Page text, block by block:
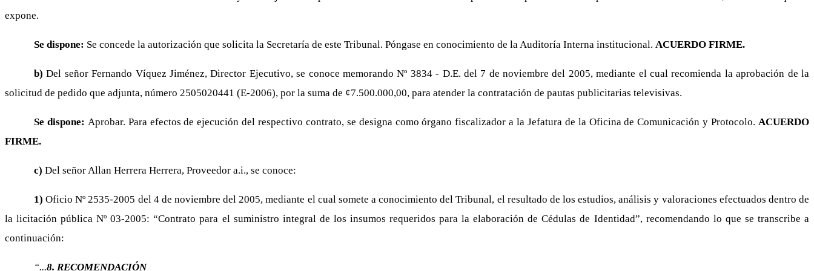
expone.
Se dispone: Se concede la autorización que solicita la Secretaría de este Tribunal. Póngase en conocimiento de la Auditoría Interna institucional. ACUERDO FIRME.
b)Del señor Fernando Víquez Jiménez, Director Ejecutivo, se conoce memorando Nº 3834 - D.E. del 7 de noviembre del 2005, mediante el cual recomienda la aprobación de la
solicitud de pedido que adjunta, número 2505020441 (E-2006), por la suma de ¢7.500.000,00, para atender la contratación de pautas publicitarias televisivas.
Se dispone: Aprobar. Para efectos de ejecución del respectivo contrato, se designa como órgano fiscalizador a la Jefatura de la Oficina de Comunicación y Protocolo.ACUERDO
FIRME.
c) Del señor Allan Herrera Herrera, Proveedor a.i., se conoce:
1)Oficio Nº 2535-2005 del 4 de noviembre del 2005, mediante el cual somete a conocimiento del Tribunal, el resultado de los estudios, análisis y valoraciones efectuados dentro de
la licitación pública Nº 03-2005: “Contrato para el suministro integral de los insumos requeridos para la elaboración de Cédulas de Identidad”, recomendando lo que se transcribe a
continuación:
“...8. RECOMENDACIÓN